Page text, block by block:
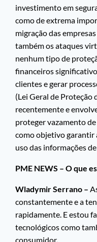
investimento em
como de extrema
migração das
também os ataques
nenhum tipo de
financeiros
clientes e gerar
(Lei Geral de Proteção
recentemente e
proteger vazamento
como objetivo garantir
uso das informações
PME NEWS – O que
Wladymir Serrano –
constantemente e a
rapidamente. E estou
tecnológicos como
consumidor.